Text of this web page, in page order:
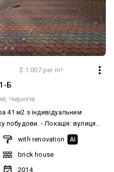
$ 1 007 per m²
Б
Чернігів
41 м2 з індивідуальним
побудови. - Локація: вулиця
31Б, поруч з мікрорайоном
в районі залізничного
41 м2, кімната 18 м2,
суміщений санвузол, вихід з
with renovation AI
brick house
2014